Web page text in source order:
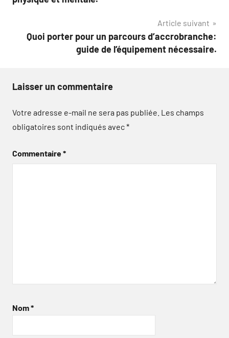
Article suivant
Quoi porter pour un parcours d’accrobranche:
guide de l’équipement nécessaire.
Laisser un commentaire
Votre adresse e-mail ne sera pas publiée. Les champs
obligatoires sont indiqués avec*
Commentaire*
Nom*